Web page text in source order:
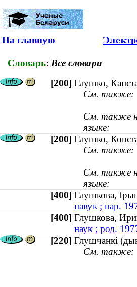
На главную
Словарь: Все словари
[200] Глушко,
См. также:
См. также
языке:
[200] Глушко,
См. также:
См. также
языке:
[400] Глушкова,
навук ; нар.
[400] Глушкова,
наук ; род.
[220] Глушчанкі
См. также: